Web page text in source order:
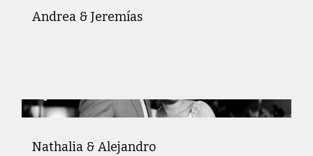
Andrea & Jeremías
Nathalia & Alejandro